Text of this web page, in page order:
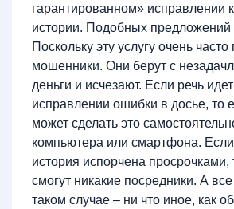
гарантированном» исправлении
истории. Подобных предложений
Поскольку эту услугу очень
мошенники. Они берут с
деньги и исчезают. Если речь
исправлении ошибки в досье, то
может сделать это
компьютера или смартфона.
история испорчена просрочками,
смогут никакие посредники. А
таком случае – ни что иное, как